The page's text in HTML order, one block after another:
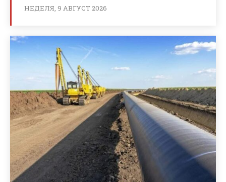
НЕДЕЛЯ, 9 АВГУСТ 2026